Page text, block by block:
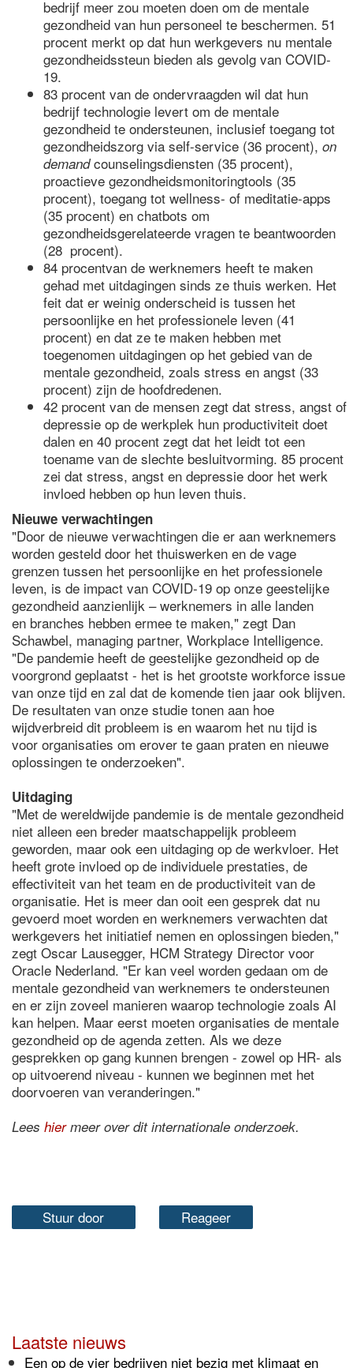
bedrijf meer zou moeten doen om de mentale
gezondheid van hun personeel te beschermen. 51
procent merkt op dat hun werkgevers nu mentale
gezondheidssteun bieden als gevolg van COVID-
19.
83 procent van de ondervraagden wil dat hun
bedrijf technologie levert om de mentale
gezondheid te ondersteunen, inclusief toegang tot
gezondheidszorg via self-service (36 procent), on
demandcounselingsdiensten (35 procent),
proactieve gezondheidsmonitoringtools (35
procent), toegang tot wellness- of meditatie-apps
(35 procent) en chatbots om
gezondheidsgerelateerde vragen te beantwoorden
(28 procent).
84 procentvan de werknemers heeft te maken
gehad met uitdagingen sinds ze thuis werken. Het
feit dat er weinig onderscheid is tussen het
persoonlijke en het professionele leven (41
procent) en dat ze te maken hebben met
toegenomen uitdagingen op het gebied van de
mentale gezondheid, zoals stress en angst (33
procent) zijn de hoofdredenen.
42 procent van de mensen zegt dat stress, angst of
depressie op de werkplek hun productiviteit doet
dalen en 40 procent zegt dat het leidt tot een
toename van de slechte besluitvorming. 85 procent
zei dat stress, angst en depressie door het werk
invloed hebben op hun leven thuis.
Nieuwe verwachtingen
"Door de nieuwe verwachtingen die er aan werknemers
worden gesteld door het thuiswerken en de vage
grenzen tussen het persoonlijke en het professionele
leven, is de impact van COVID-19 op onze geestelijke
gezondheid aanzienlijk – werknemers in alle landen
en branches hebben ermee te maken," zegt Dan
Schawbel, managing partner, Workplace Intelligence.
"De pandemie heeft de geestelijke gezondheid op de
voorgrond geplaatst - het is het grootste workforce issue
van onze tijd en zal dat de komende tien jaar ook blijven.
De resultaten van onze studie tonen aan hoe
wijdverbreid dit probleem is en waarom het nu tijd is
voor organisaties om erover te gaan praten en nieuwe
oplossingen te onderzoeken".
Uitdaging
"Met de wereldwijde pandemie is de mentale gezondheid
niet alleen een breder maatschappelijk probleem
geworden, maar ook een uitdaging op de werkvloer. Het
heeft grote invloed op de individuele prestaties, de
effectiviteit van het team en de productiviteit van de
organisatie. Het is meer dan ooit een gesprek dat nu
gevoerd moet worden en werknemers verwachten dat
werkgevers het initiatief nemen en oplossingen bieden,"
zegt Oscar Lausegger, HCM Strategy Director voor
Oracle Nederland. "Er kan veel worden gedaan om de
mentale gezondheid van werknemers te ondersteunen
en er zijn zoveel manieren waarop technologie zoals AI
kan helpen. Maar eerst moeten organisaties de mentale
gezondheid op de agenda zetten. Als we deze
gesprekken op gang kunnen brengen - zowel op HR- als
op uitvoerend niveau - kunnen we beginnen met het
doorvoeren van veranderingen."
Lees hiermeer over dit internationale onderzoek.
Stuur door Reageer
Laatste nieuws
Een op de vier bedrijven niet bezig met klimaat en